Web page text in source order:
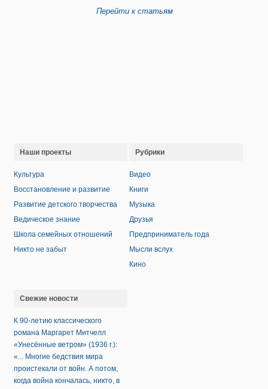
Перейти к статьям
Наши проекты
Культура
Восстановление и развитие
Развитие детского творчества
Ведическое знание
Школа семейных отношений
Никто не забыт
Рубрики
Видео
Книги
Музыка
Друзья
Предприниматель года
Мысли вслух
Кино
Свежие новости
К 90-летию классического
романа Маргарет Митчелл
«Унесённые ветром» (1936 г.):
«... Многие бедствия мира
проистекали от войн. А потом,
когда война кончалась, никто, в